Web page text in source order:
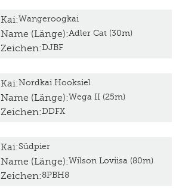
Kai:Wangeroogkai
Name (Länge):Adler Cat (30m)
Zeichen:DJBF
Kai:Nordkai Hooksiel
Name (Länge):Wega II (25m)
Zeichen:DDFX
Kai:Südpier
Name (Länge):Wilson Loviisa (80m)
Zeichen:8PBH8